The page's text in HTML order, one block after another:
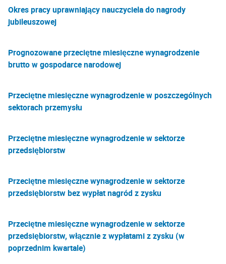
Okres pracy uprawniający nauczyciela do nagrody
jubileuszowej
Prognozowane przeciętne miesięczne wynagrodzenie
brutto w gospodarce narodowej
Przeciętne miesięczne wynagrodzenie w poszczególnych
sektorach przemysłu
Przeciętne miesięczne wynagrodzenie w sektorze
przedsiębiorstw
Przeciętne miesięczne wynagrodzenie w sektorze
przedsiębiorstw bez wypłat nagród z zysku
Przeciętne miesięczne wynagrodzenie w sektorze
przedsiębiorstw, włącznie z wypłatami z zysku (w
poprzednim kwartale)